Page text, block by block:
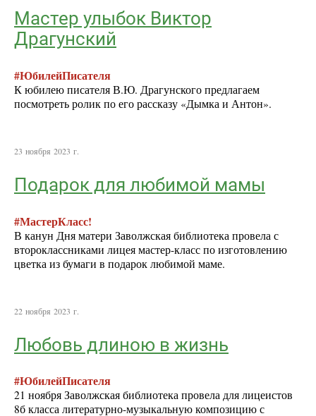
Мастер улыбок Виктор
Драгунский
#ЮбилейПисателя
К юбилею писателя В.Ю. Драгунского предлагаем
посмотреть ролик по его рассказу «Дымка и Антон».
23 ноября 2023 г.
Подарок для любимой мамы
#МастерКласс!
В канун Дня матери Заволжская библиотека провела с
второклассниками лицея мастер-класс по изготовлению
цветка из бумаги в подарок любимой маме.
22 ноября 2023 г.
Любовь длиною в жизнь
#ЮбилейПисателя
21 ноября Заволжская библиотека провела для лицеистов
8б класса литературно-музыкальную композицию с